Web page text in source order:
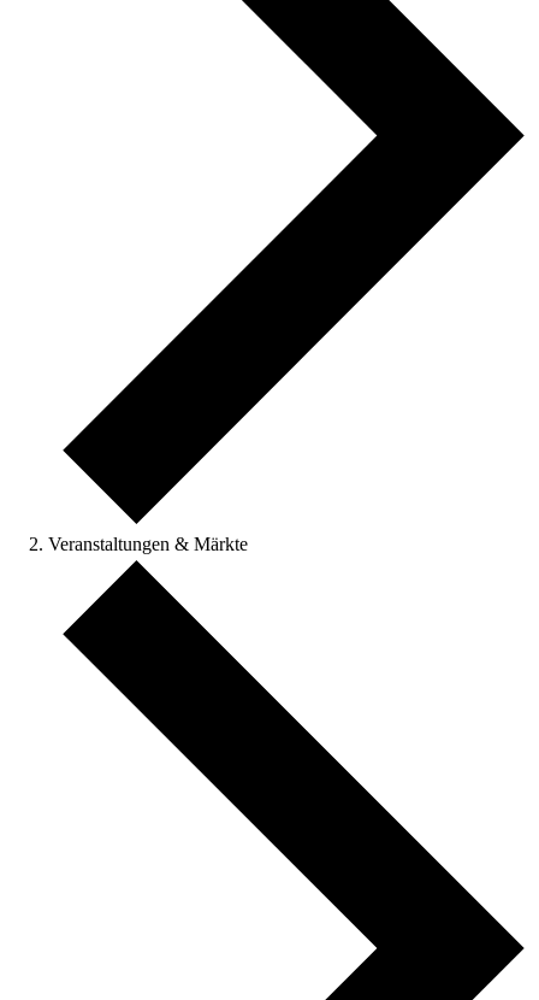
Veranstaltungen & Märkte